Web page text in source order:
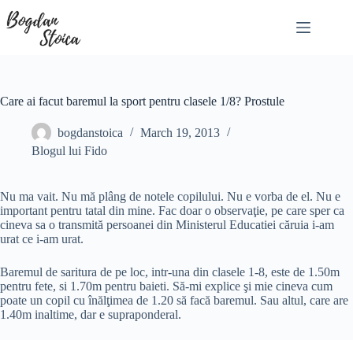
to
content
Care ai facut baremul la sport pentru clasele 1/8? Prostule
bogdanstoica
March 19, 2013
Blogul lui Fido
Nu ma vait. Nu mă plâng de notele copilului. Nu e vorba de el. Nu e
important pentru tatal din mine. Fac doar o observaţie, pe care sper ca
cineva sa o transmită persoanei din Ministerul Educatiei căruia i-am
urat ce i-am urat.
Baremul de saritura de pe loc, intr-una din clasele 1-8, este de 1.50m
pentru fete, si 1.70m pentru baieti. Să-mi explice şi mie cineva cum
poate un copil cu înălţimea de 1.20 să facă baremul. Sau altul, care are
1.40m inaltime, dar e supraponderal.